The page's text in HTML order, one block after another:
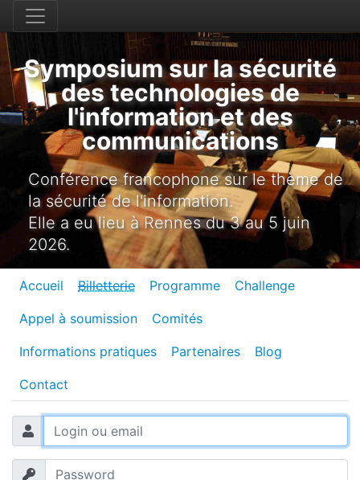
Symposium sur la sécurité
des technologies de
l'information et des
communications
Conférence francophone sur le thème de
la sécurité de l'information.
Elle a eu lieu à Rennes du 3 au 5 juin
2026.
Accueil Billetterie Programme Challenge
Appel à soumission Comités
Informations pratiques Partenaires Blog
Contact